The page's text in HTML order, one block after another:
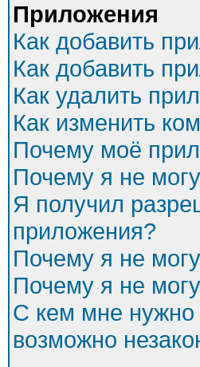
Приложения
Как добавить
Как добавить
Как удалить
Как изменить
Почему моё
Почему я не
Я получил
приложения?
Почему я не
Почему я не
С кем мне нужно
возможно